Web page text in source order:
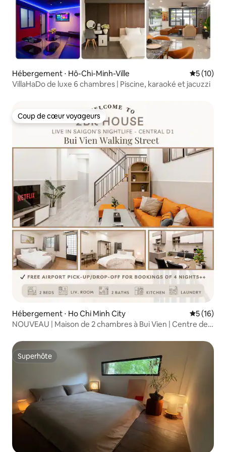
Hébergement ⋅ Hô-Chi-Minh-Ville
5 (10)
VillaHaDo de luxe 6 chambres | Piscine, karaoké et jacuzzi
Coup de cœur voyageurs
Coup de cœur voyageurs
Hébergement ⋅ Ho Chi Minh City
5 (16)
NOUVEAU | Maison de 2 chambres à Bui Vien | Centre de
Superhôte
Superhôte